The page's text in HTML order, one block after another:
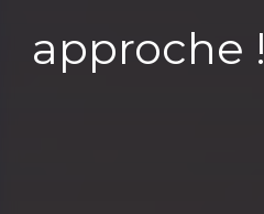
approche !